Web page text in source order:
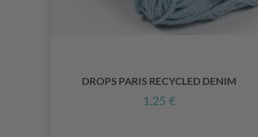
DROPS PARIS RECYCLED DENIM
1.25 €